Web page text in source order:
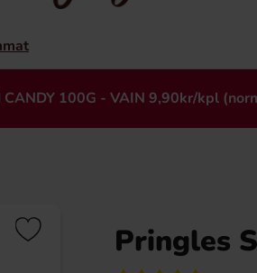
CANDY 100G - VAIN 9,90kr/kpl
Pringles